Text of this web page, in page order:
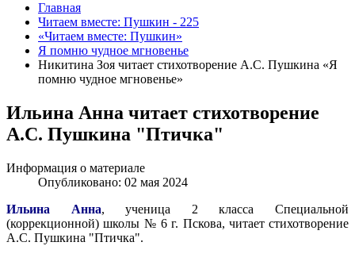
Главная
Читаем вместе: Пушкин - 225
«Читаем вместе: Пушкин»
Я помню чудное мгновенье
Никитина Зоя читает стихотворение А.С. Пушкина «Я
помню чудное мгновенье»
Ильина Анна читает стихотворение
А.С. Пушкина "Птичка"
Информация о материале
Опубликовано: 02 мая 2024
Ильина Анна, ученица 2 класса Специальной
(коррекционной) школы № 6 г. Пскова, читает стихотворение
А.С. Пушкина "Птичка".